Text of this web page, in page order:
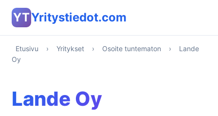
YTYritystiedot.com
Etusivu › Yritykset › Osoite tuntematon ›
Lande
Oy
Lande Oy